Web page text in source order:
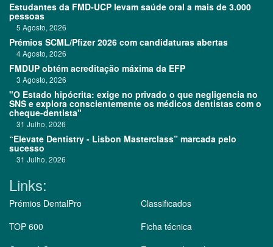
Estudantes da FMD-UCP levam saúde oral a mais de 3.000
pessoas
5 Agosto, 2026
Prémios SCML/Pfizer 2026 com candidaturas abertas
4 Agosto, 2026
FMDUP obtém acreditação máxima da EFP
3 Agosto, 2026
"O Estado hipócrita: exige no privado o que negligencia no
SNS e explora conscientemente os médicos dentistas com o
cheque-dentista"
31 Julho, 2026
“Elevate Dentistry - Lisbon Masterclass” marcada pelo
sucesso
31 Julho, 2026
Links:
Prémios DentalPro
TOP 600
Classificados
Ficha técnica